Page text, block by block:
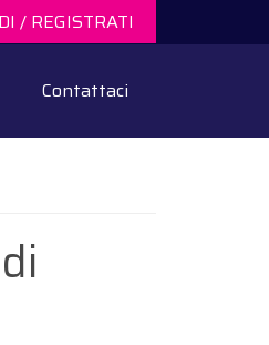
/ REGISTRATI
Contattaci